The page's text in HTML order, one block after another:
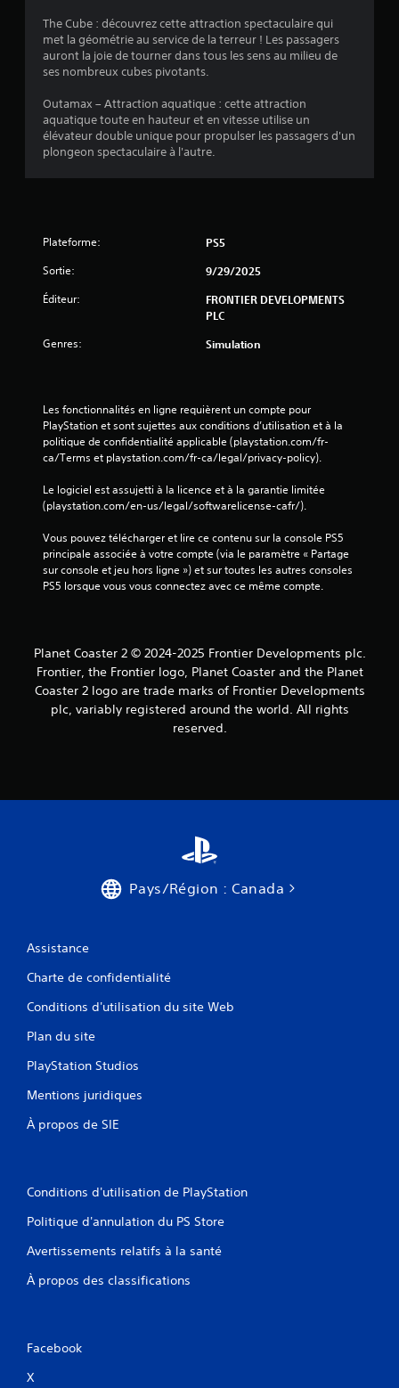
i
s
The Cube : découvrez cette attraction spectaculaire qui
met la géométrie au service de la terreur ! Les passagers
auront la joie de tourner dans tous les sens au milieu de
ses nombreux cubes pivotants.
Outamax – Attraction aquatique : cette attraction
aquatique toute en hauteur et en vitesse utilise un
élévateur double unique pour propulser les passagers d'un
plongeon spectaculaire à l'autre.
Plateforme: PS5
Sortie: 9/29/2025
Éditeur:
FRONTIER DEVELOPMENTS
PLC
Genres: Simulation
Les fonctionnalités en ligne requièrent un compte pour
PlayStation et sont sujettes aux conditions d’utilisation et à la
politique de confidentialité applicable (playstation.com/fr-
ca/Terms et playstation.com/fr-ca/legal/privacy-policy).
Le logiciel est assujetti à la licence et à la garantie limitée
(playstation.com/en-us/legal/softwarelicense-cafr/).
Vous pouvez télécharger et lire ce contenu sur la console PS5
principale associée à votre compte (via le paramètre « Partage
sur console et jeu hors ligne ») et sur toutes les autres consoles
PS5 lorsque vous vous connectez avec ce même compte.
Planet Coaster 2 © 2024-2025 Frontier Developments plc.
Frontier, the Frontier logo, Planet Coaster and the Planet
Coaster 2 logo are trade marks of Frontier Developments
plc, variably registered around the world. All rights
reserved.
Pays/Région : Canada
Assistance
Charte de confidentialité
Conditions d'utilisation du site Web
Plan du site
PlayStation Studios
Mentions juridiques
À propos de SIE
Conditions d'utilisation de PlayStation
Politique d'annulation du PS Store
Avertissements relatifs à la santé
À propos des classifications
Facebook
X